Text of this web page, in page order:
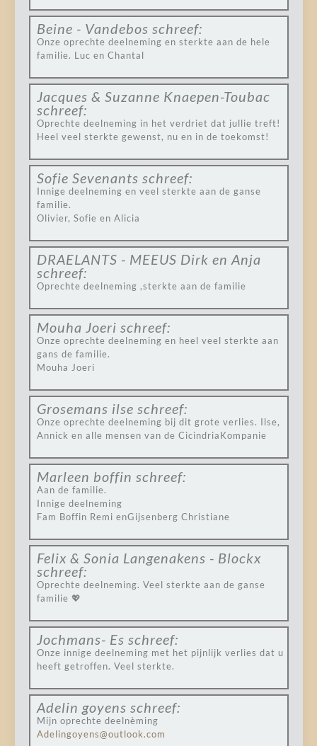
Beine - Vandebos schreef:
Onze oprechte deelneming en sterkte aan de hele
familie. Luc en Chantal
Jacques & Suzanne Knaepen-Toubac
schreef:
Oprechte deelneming in het verdriet dat jullie treft!
Heel veel sterkte gewenst, nu en in de toekomst!
Sofie Sevenants schreef:
Innige deelneming en veel sterkte aan de ganse
familie.
Olivier, Sofie en Alicia
DRAELANTS - MEEUS Dirk en Anja
schreef:
Oprechte deelneming ,sterkte aan de familie
Mouha Joeri schreef:
Onze oprechte deelneming en heel veel sterkte aan
gans de familie.
Mouha Joeri
Grosemans ilse schreef:
Onze oprechte deelneming bij dit grote verlies. Ilse,
Annick en alle mensen van de CicindriaKompanie
Marleen boffin schreef:
Aan de familie.
Innige deelneming
Fam Boffin Remi enGijsenberg Christiane
Felix & Sonia Langenakens - Blockx
schreef:
Oprechte deelneming. Veel sterkte aan de ganse
familie 💖
Jochmans- Es schreef:
Onze innige deelneming met het pijnlijk verlies dat u
heeft getroffen. Veel sterkte.
Adelin goyens schreef:
Mijn oprechte deelnèming
Adelingoyens@outlook.com